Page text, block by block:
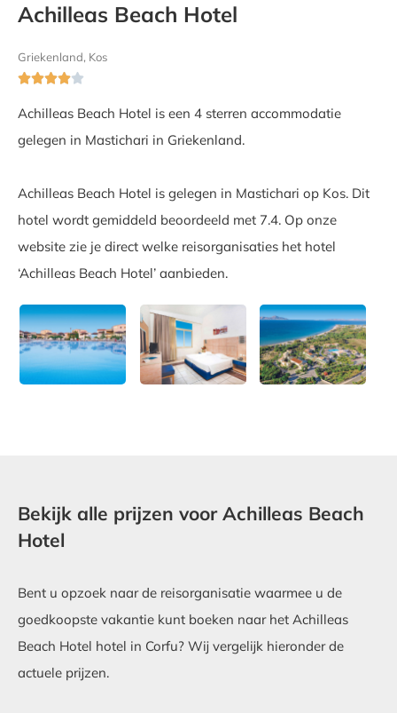
Achilleas Beach Hotel
Griekenland, Kos

Achilleas Beach Hotel is een 4 sterren accommodatie
gelegen in Mastichari in Griekenland.
Achilleas Beach Hotel is gelegen in Mastichari op Kos. Dit
hotel wordt gemiddeld beoordeeld met 7.4. Op onze
website zie je direct welke reisorganisaties het hotel
‘Achilleas Beach Hotel’ aanbieden.
Bekijk alle prijzen voor Achilleas Beach
Hotel
Bent u opzoek naar de reisorganisatie waarmee u de
goedkoopste vakantie kunt boeken naar het Achilleas
Beach Hotel hotel in Corfu? Wij vergelijk hieronder de
actuele prijzen.